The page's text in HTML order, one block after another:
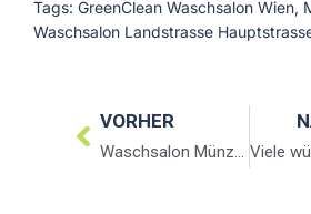
Tags: GreenClean Waschsalon Wien,
Waschsalon Landstrasse
VORHER
Waschsalon Münzwäscherei Wieden Wien